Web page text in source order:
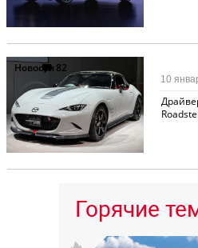
Новости 82
10
Горячие